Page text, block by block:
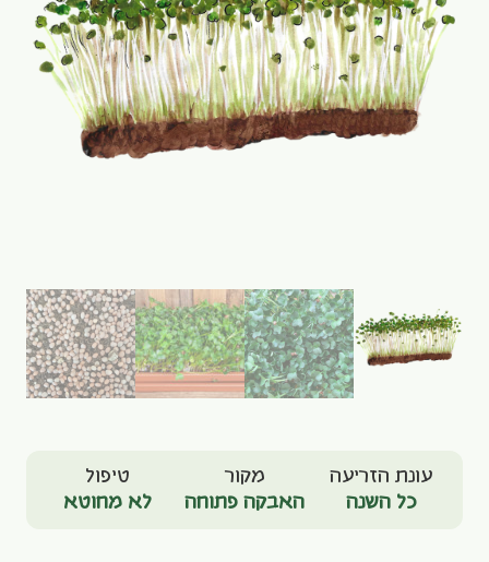
עונת הזריעה
כל השנה
מקור
האבקה פתוחה
טיפול
לא מחוטא